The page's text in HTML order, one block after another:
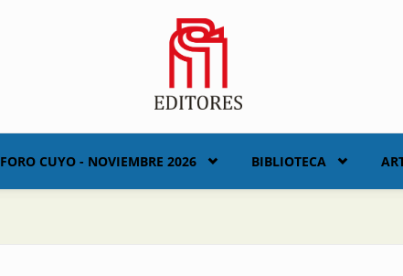
FORO CUYO - NOVIEMBRE 2026 BIBLIOTECA